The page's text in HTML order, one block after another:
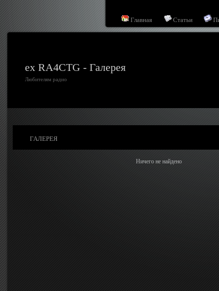
Главная Статьи
ex RA4CTG - Галерея
Любителям радио
ГАЛЕРЕЯ
Ничего не найдено